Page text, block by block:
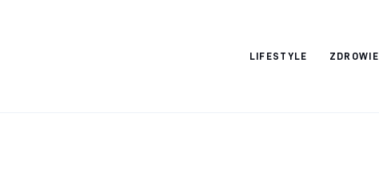
LIFESTYLE ZDROWIE